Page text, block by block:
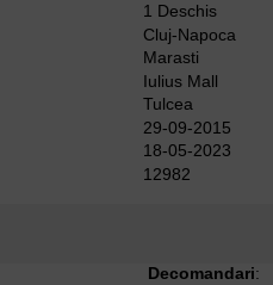
1 Deschis
Cluj-Napoca
Marasti
Iulius Mall
Tulcea
29-09-2015
18-05-2023
12982
Decomandari: